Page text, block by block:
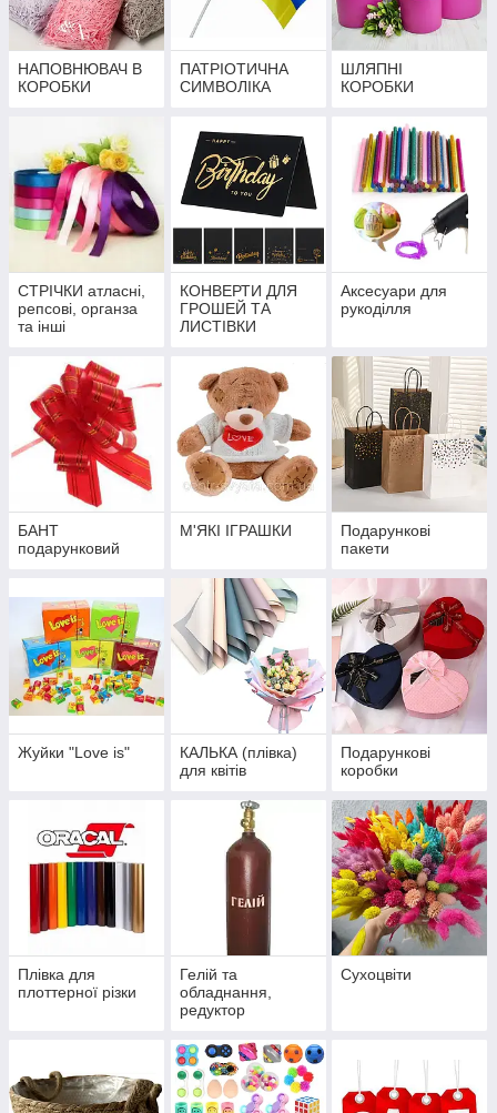
НАПОВНЮВАЧ В
КОРОБКИ
ПАТРІОТИЧНА
СИМВОЛІКА
ШЛЯПНІ
КОРОБКИ
СТРІЧКИ атласні,
репсові, органза
та інші
КОНВЕРТИ ДЛЯ
ГРОШЕЙ ТА
ЛИСТІВКИ
Аксесуари для
рукоділля
БАНТ
подарунковий
М'ЯКІ ІГРАШКИ
Подарункові
пакети
Жуйки "Love is"
КАЛЬКА (плівка)
для квітів
Подарункові
коробки
Плівка для
плоттерної різки
Гелій та
обладнання,
редуктор
Сухоцвіти